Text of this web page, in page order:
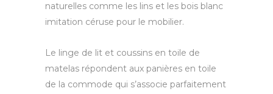
naturelles comme les lins et les bois blanc
imitation céruse pour le mobilier.
Le linge de lit et coussins en toile de
matelas répondent aux panières en toile
de la commode qui s’associe parfaitement